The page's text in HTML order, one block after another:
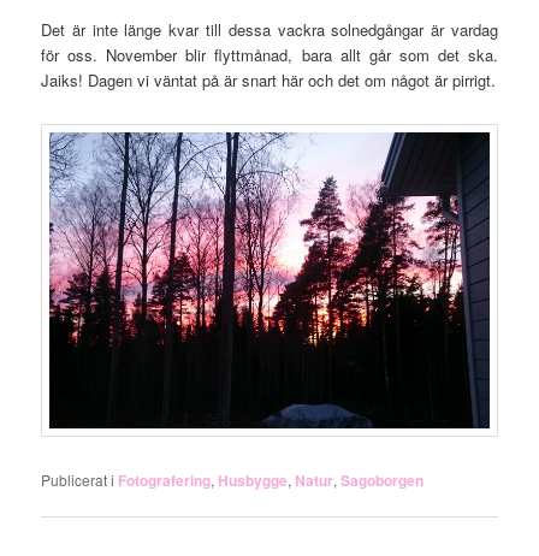
Det är inte länge kvar till dessa vackra solnedgångar är vardag
för oss. November blir flyttmånad, bara allt går som det ska.
Jaiks! Dagen vi väntat på är snart här och det om något är pirrigt.
Publicerat i Fotografering, Husbygge, Natur,Sagoborgen